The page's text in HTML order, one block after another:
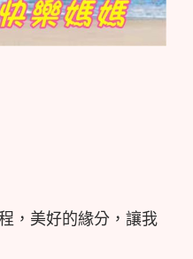
，美好的緣分，讓我